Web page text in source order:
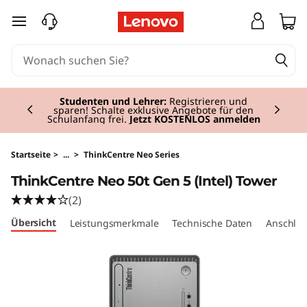
T
k
C
e
n
zum Hauptinhalt springen
Studenten und Lehrer: Registrieren und
sparen! Schalte exklusive Angebote für den
Schulanfang frei. Jetzt KOSTENLOS anmelden
Currently displaying item 2 of 3
Startseite > ... > ThinkCentre Neo Series
ThinkCentre Neo 50t Gen 5 (Intel) Tower
(2)
Übersicht Leistungsmerkmale Technische Daten